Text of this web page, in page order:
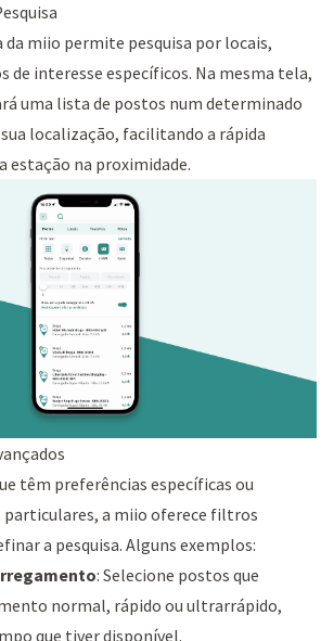
da miio permite pesquisa por locais,
de interesse específicos. Na mesma tela,
uma lista de postos num determinado
localização, facilitando a rápida
estação na proximidade.
têm preferências específicas ou
particulares, a miio oferece filtros
a pesquisa. Alguns exemplos:
: Selecione postos que
normal, rápido ou ultrarrápido,
que tiver disponível.